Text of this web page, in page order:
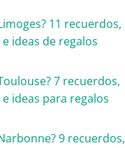
11 recuerdos,
ideas de regalos
7 recuerdos,
ideas para regalos
9 recuerdos,